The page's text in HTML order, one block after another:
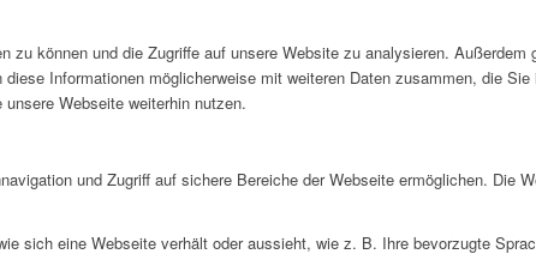
können und die Zugriffe auf unsere Website zu analysieren. Außerdem
Informationen möglicherweise mit weiteren Daten zusammen, die
Webseite weiterhin nutzen.
und Zugriff auf sichere Bereiche der Webseite ermöglichen. Die
sich eine Webseite verhält oder aussieht, wie z. B. Ihre bevorzugte